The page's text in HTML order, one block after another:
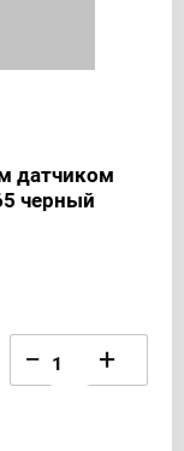
датчиком
черный
− +